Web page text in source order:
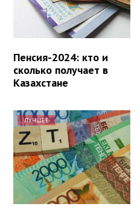
Пенсия-2024: кто и
сколько получает в
Казахстане
ЛУЧШЕЕ